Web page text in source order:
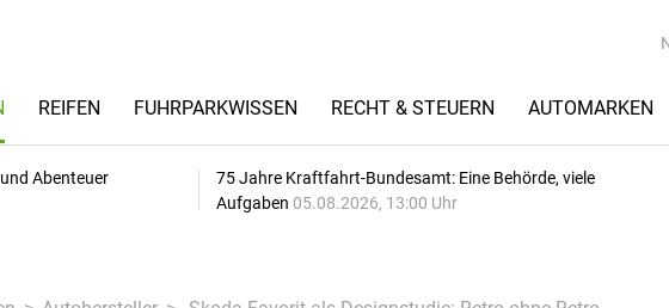
REIFEN FUHRPARKWISSEN RECHT & STEUERN AUTOMARKEN
Abenteuer
75 Jahre Kraftfahrt-Bundesamt: Eine Behörde, viele
Aufgaben 05.08.2026, 13:00 Uhr